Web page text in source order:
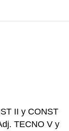
II y CONST
TECNO V y